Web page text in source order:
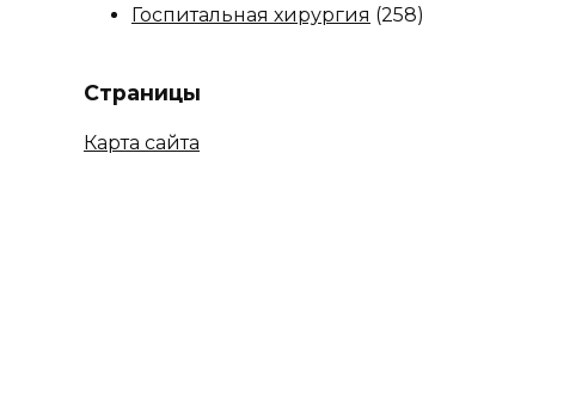
Госпитальная хирургия (258)
Страницы
Карта сайта